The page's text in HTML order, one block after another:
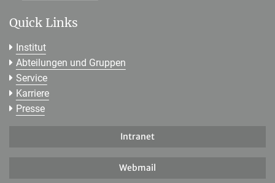
Quick Links
Institut
Abteilungen und Gruppen
Service
Karriere
Presse
Intranet
Webmail